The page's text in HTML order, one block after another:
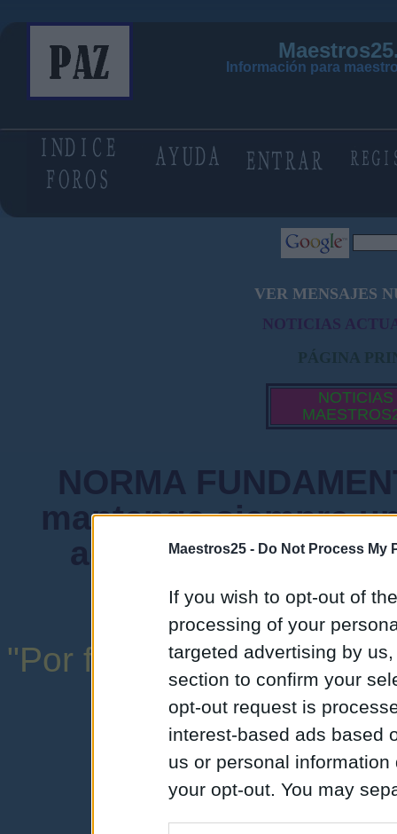
Maestros25 - Do Not Process My
If you wish to opt-out of
processing of your
targeted advertising by
section to confirm your
opt-out request is
interest-based ads based
us or personal
your opt-out. You may
Información para
VER MENSAJES
NOTICIAS
PÁGINA
NOTICIAS
NORMA
mantenga siempre
admiten mensajes
instituciones
"Por favor, no abuse de
una expresión